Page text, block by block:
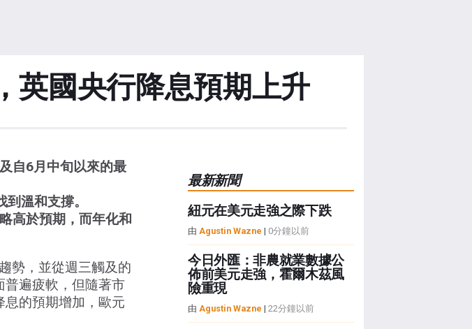
英國央行降息預期上升
自6月中旬以來的最
溫和支撐。
高於預期，而年化和
勢，並從週三觸及的
普遍疲軟，但隨著市
的預期增加，歐元
最新新聞
紐元在美元走強之際下跌
由 Agustin Wazne | 0分鐘以前
今日外匯：非農就業數據公
佈前美元走強，霍爾木茲風
險重現
由 Agustin Wazne | 22分鐘以前